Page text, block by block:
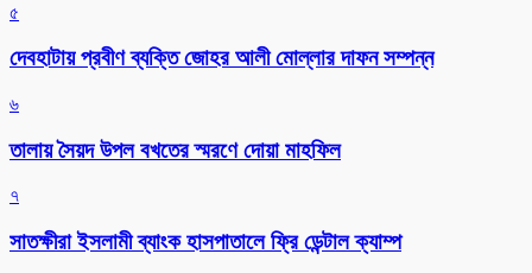
৫
দেবহাটায় প্রবীণ ব্যক্তি জোহর আলী মোল্লার দাফন সম্পন্ন
৬
তালায় সৈয়দ উপল বখতের স্মরণে দোয়া মাহফিল
৭
সাতক্ষীরা ইসলামী ব্যাংক হাসপাতালে ফ্রি ডেন্টাল ক্যাম্প